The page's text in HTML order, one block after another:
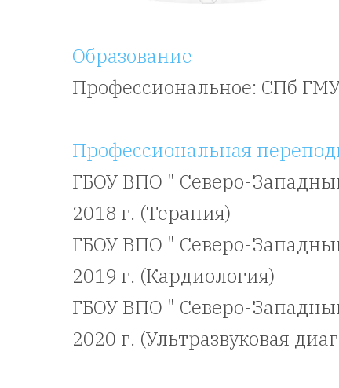
Образование
Профессиональное: СПб
Профессиональная
ГБОУ ВПО " Северо-
2018 г. (Терапия)
ГБОУ ВПО " Северо-
2019 г. (Кардиология)
ГБОУ ВПО " Северо-
2020 г. (Ультразвуковая